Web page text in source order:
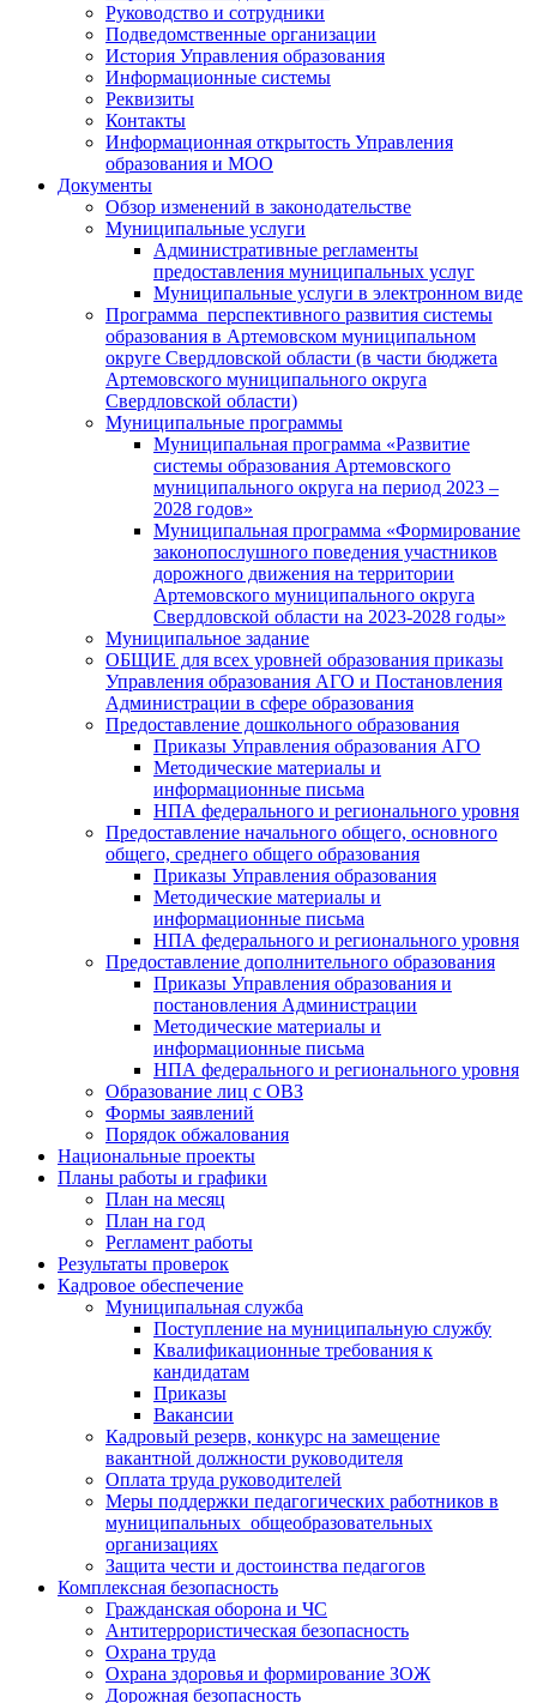
Руководство и сотрудники
Подведомственные организации
История Управления образования
Информационные системы
Реквизиты
Контакты
Информационная открытость Управления
образования и МОО
Документы
Обзор изменений в законодательстве
Муниципальные услуги
Административные регламенты
предоставления муниципальных услуг
Муниципальные услуги в электронном виде
Программа перспективного развития системы
образования в Артемовском муниципальном
округе Свердловской области (в части бюджета
Артемовского муниципального округа
Свердловской области)
Муниципальные программы
Муниципальная программа «Развитие
системы образования Артемовского
муниципального округа на период 2023 –
2028 годов»
Муниципальная программа «Формирование
законопослушного поведения участников
дорожного движения на территории
Артемовского муниципального округа
Свердловской области на 2023-2028 годы»
Муниципальное задание
ОБЩИЕ для всех уровней образования приказы
Управления образования АГО и Постановления
Администрации в сфере образования
Предоставление дошкольного образования
Приказы Управления образования АГО
Методические материалы и
информационные письма
НПА федерального и регионального уровня
Предоставление начального общего, основного
общего, среднего общего образования
Приказы Управления образования
Методические материалы и
информационные письма
НПА федерального и регионального уровня
Предоставление дополнительного образования
Приказы Управления образования и
постановления Администрации
Методические материалы и
информационные письма
НПА федерального и регионального уровня
Образование лиц с ОВЗ
Формы заявлений
Порядок обжалования
Национальные проекты
Планы работы и графики
План на месяц
План на год
Регламент работы
Результаты проверок
Кадровое обеспечение
Муниципальная служба
Поступление на муниципальную службу
Квалификационные требования к
кандидатам
Приказы
Вакансии
Кадровый резерв, конкурс на замещение
вакантной должности руководителя
Оплата труда руководителей
Меры поддержки педагогических работников в
муниципальных общеобразовательных
организациях
Защита чести и достоинства педагогов
Комплексная безопасность
Гражданская оборона и ЧС
Антитеррористическая безопасность
Охрана труда
Охрана здоровья и формирование ЗОЖ
Дорожная безопасность